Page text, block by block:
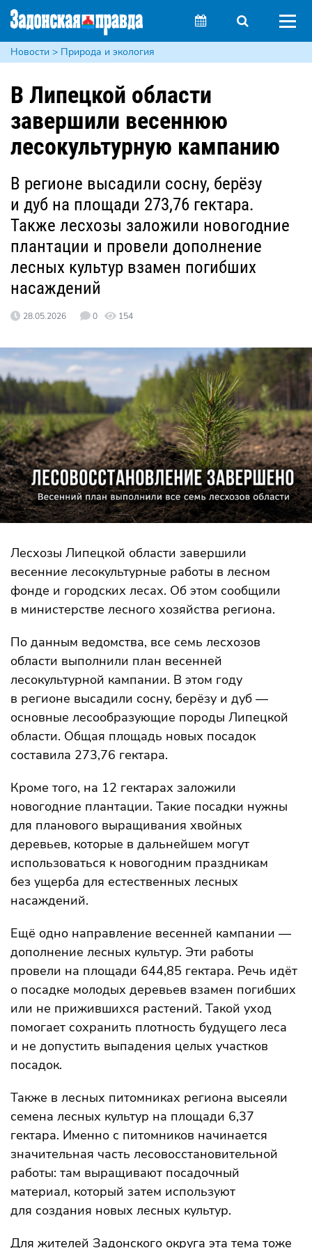
Новости > Природа и экология
В Липецкой области
завершили весеннюю
лесокультурную кампанию
В регионе высадили сосну, берёзу
и дуб на площади 273,76 гектара.
Также лесхозы заложили новогодние
плантации и провели дополнение
лесных культур взамен погибших
насаждений
28.05.2026 0 154
Лесхозы Липецкой области завершили
весенние лесокультурные работы в лесном
фонде и городских лесах. Об этом сообщили
в министерстве лесного хозяйства региона.
По данным ведомства, все семь лесхозов
области выполнили план весенней
лесокультурной кампании. В этом году
в регионе высадили сосну, берёзу и дуб —
основные лесообразующие породы Липецкой
области. Общая площадь новых посадок
составила 273,76 гектара.
Кроме того, на 12 гектарах заложили
новогодние плантации. Такие посадки нужны
для планового выращивания хвойных
деревьев, которые в дальнейшем могут
использоваться к новогодним праздникам
без ущерба для естественных лесных
насаждений.
Ещё одно направление весенней кампании —
дополнение лесных культур. Эти работы
провели на площади 644,85 гектара. Речь идёт
о посадке молодых деревьев взамен погибших
или не прижившихся растений. Такой уход
помогает сохранить плотность будущего леса
и не допустить выпадения целых участков
посадок.
Также в лесных питомниках региона высеяли
семена лесных культур на площади 6,37
гектара. Именно с питомников начинается
значительная часть лесовосстановительной
работы: там выращивают посадочный
материал, который затем используют
для создания новых лесных культур.
Для жителей Задонского округа эта тема тоже